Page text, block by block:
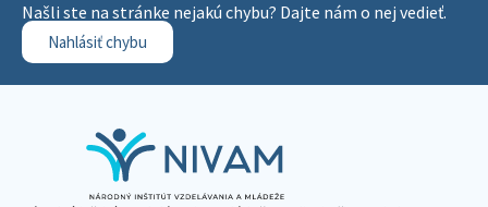
Našli ste na stránke nejakú chybu? Dajte nám o nej vedieť.
Nahlásiť chybu